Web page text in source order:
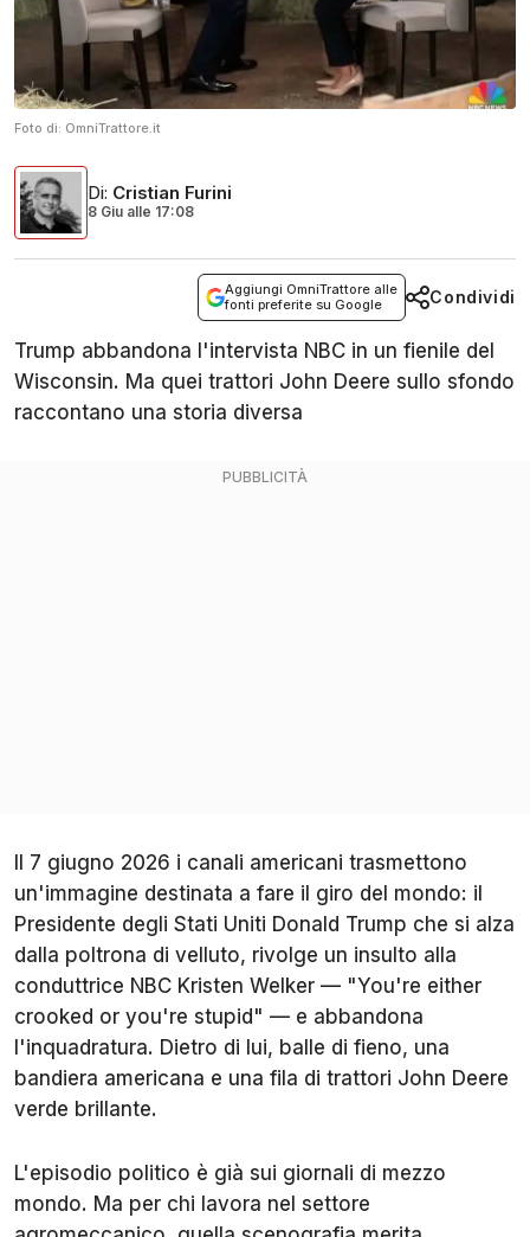
Foto di: OmniTrattore.it
Di: Cristian Furini
8 Giu alle 17:08
Aggiungi OmniTrattore alle
fonti preferite su Google
Condividi
Trump abbandona l'intervista NBC in un fienile del
Wisconsin. Ma quei trattori John Deere sullo sfondo
raccontano una storia diversa
Il 7 giugno 2026 i canali americani trasmettono
un'immagine destinata a fare il giro del mondo: il
Presidente degli Stati Uniti Donald Trump che si alza
dalla poltrona di velluto, rivolge un insulto alla
conduttrice NBC Kristen Welker — "You're either
crooked or you're stupid " — e abbandona
l'inquadratura. Dietro di lui, balle di fieno, una
bandiera americana e una fila di trattori John Deere
verde brillante.
L'episodio politico è già sui giornali di mezzo
mondo. Ma per chi lavora nel settore